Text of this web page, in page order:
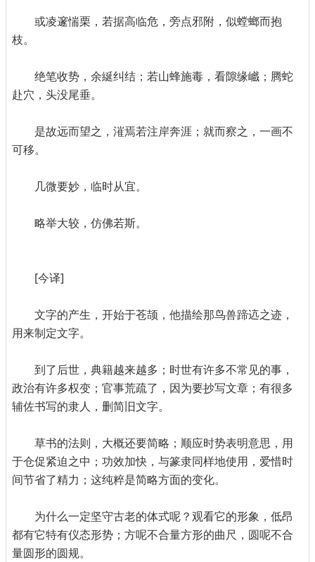
或凌邃惴栗，若据高临危，旁点邪附，似螳螂而抱
枝。
绝笔收势，余綖纠结；若山蜂施毒，看隙缘巇；腾蛇
赴穴，头没尾垂。
是故远而望之，漼焉若注岸奔涯；就而察之，一画不
可移。
几微要妙，临时从宜。
略举大较，仿佛若斯。
[今译]
文字的产生，开始于苍颉，他描绘那鸟兽蹄迒之迹，
用来制定文字。
到了后世，典籍越来越多；时世有许多不常见的事，
政治有许多权变；官事荒疏了，因为要抄写文章；有很多
辅佐书写的隶人，删简旧文字。
草书的法则，大概还要简略；顺应时势表明意思，用
于仓促紧迫之中；功效加快，与篆隶同样地使用，爱惜时
间节省了精力；这纯粹是简略方面的变化。
为什么一定坚守古老的体式呢？观看它的形象，低昂
都有它特有仪态形势；方呢不合量方形的曲尺，圆呢不合
量圆形的圆规。